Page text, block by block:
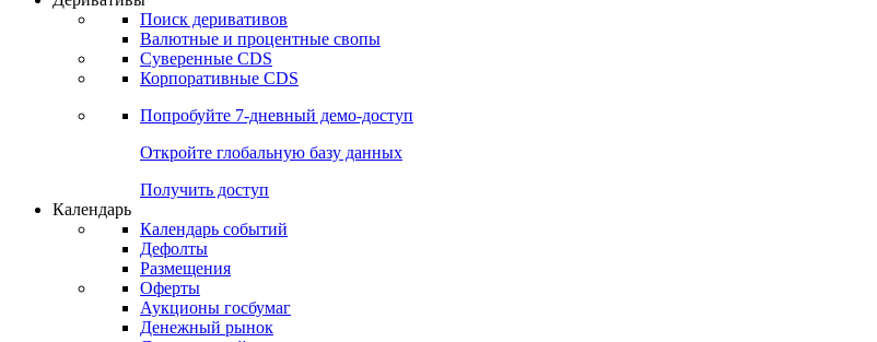
Откройте глобальную базу данных
Получить доступ
Деривативы
Поиск деривативов
Валютные и процентные свопы
Суверенные CDS
Корпоративные CDS
Попробуйте7-дневный
Откройте глобальную базу данных
Получить доступ
Календарь
Календарь событий
Дефолты
Размещения